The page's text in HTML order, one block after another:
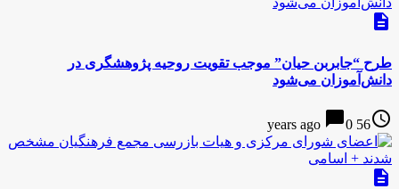
description
طرح “جابربن حیان” موجب تقویت روحیه پژوهشگری در
دانش‌آموزان می‌شود
access_time
56 years ago
chat_bubble0
description